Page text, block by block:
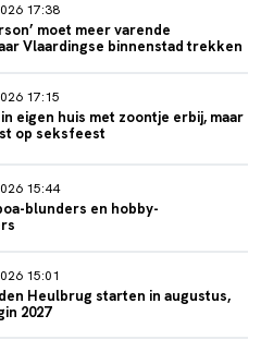
17:38
moet meer varende
Vlaardingse binnenstad trekken
17:15
eigen huis met zoontje erbij, maar
op seksfeest
15:44
blunders en hobby-
15:01
Heulbrug starten in augustus,
2027